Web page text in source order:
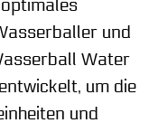
und
Water
um die
und